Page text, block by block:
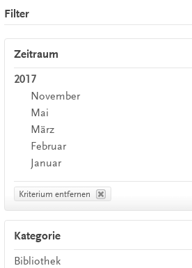
Filter
Zeitraum
2017
November
Mai
März
Februar
Januar
Kriterium entfernen
Kategorie
Bibliothek